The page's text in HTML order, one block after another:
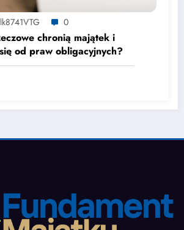
0
chronią majątek i
od praw obligacyjnych?